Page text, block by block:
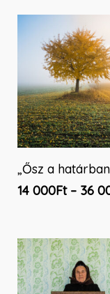
Opciók
a
terméknek
van.
A
változatok
„Ősz a
14 000Ft – 36